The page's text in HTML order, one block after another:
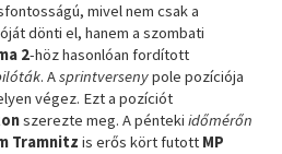
mivel nem csak a
dönti el, hanem a szombati
2-höz hasonlóan fordított
. Asprintversenypole pozíciója
végez. Ezt a pozíciót
szerezte meg. A péntekiidőmérőn
Tramnitz is erős kört futott MP